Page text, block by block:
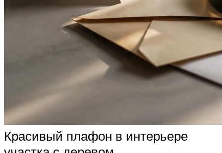
Красивый плафон в интерьере